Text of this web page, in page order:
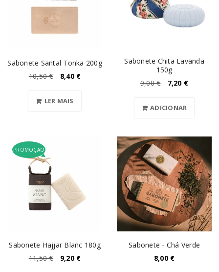
Sabonete Santal Tonka 200g
10,50€ 8,40 €
LER MAIS
Sabonete Chita Lavanda
150g
9,00€ 7,20 €
ADICIONAR
PROMOÇÃO
Sabonete Hajjar Blanc 180g
11,50€ 9,20 €
Sabonete - Chá Verde
8,00 €